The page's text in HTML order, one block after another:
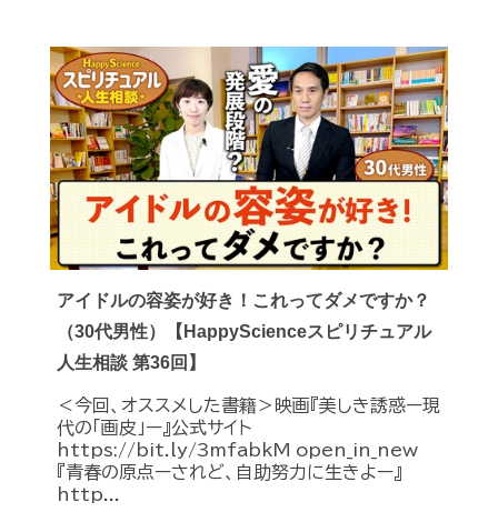
アイドルの容姿が好き！これってダメですか？
（30代男性）【HappyScienceスピリチュアル
人生相談 第36回】
＜今回、オススメした書籍＞映画『美しき誘惑ー現
代の「画皮」ー』公式サイト
https://bit.ly/3mfabkM open_in_new
『青春の原点ーされど、自助努力に生きよー』
http...